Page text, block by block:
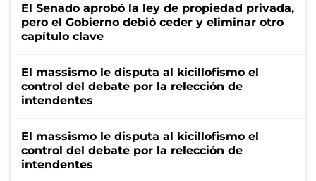
El Senado aprobó la ley de propiedad privada,
pero el Gobierno debió ceder y eliminar otro
capítulo clave
El massismo le disputa al kicillofismo el
control del debate por la relección de
intendentes
El massismo le disputa al kicillofismo el
control del debate por la relección de
intendentes